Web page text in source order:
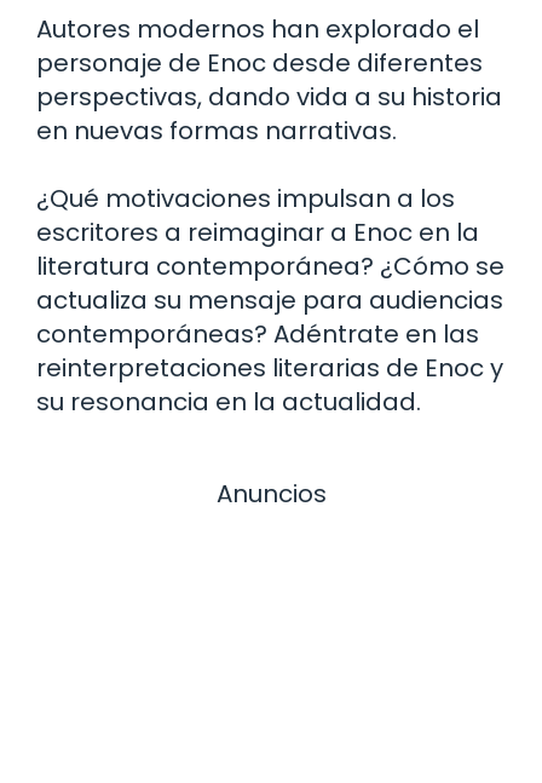
Autores modernos han explorado el
personaje de Enoc desde diferentes
perspectivas, dando vida a su historia
en nuevas formas narrativas.
¿Qué motivaciones impulsan a los
escritores a reimaginar a Enoc en la
literatura contemporánea? ¿Cómo se
actualiza su mensaje para audiencias
contemporáneas? Adéntrate en las
reinterpretaciones literarias de Enoc y
su resonancia en la actualidad.
Anuncios